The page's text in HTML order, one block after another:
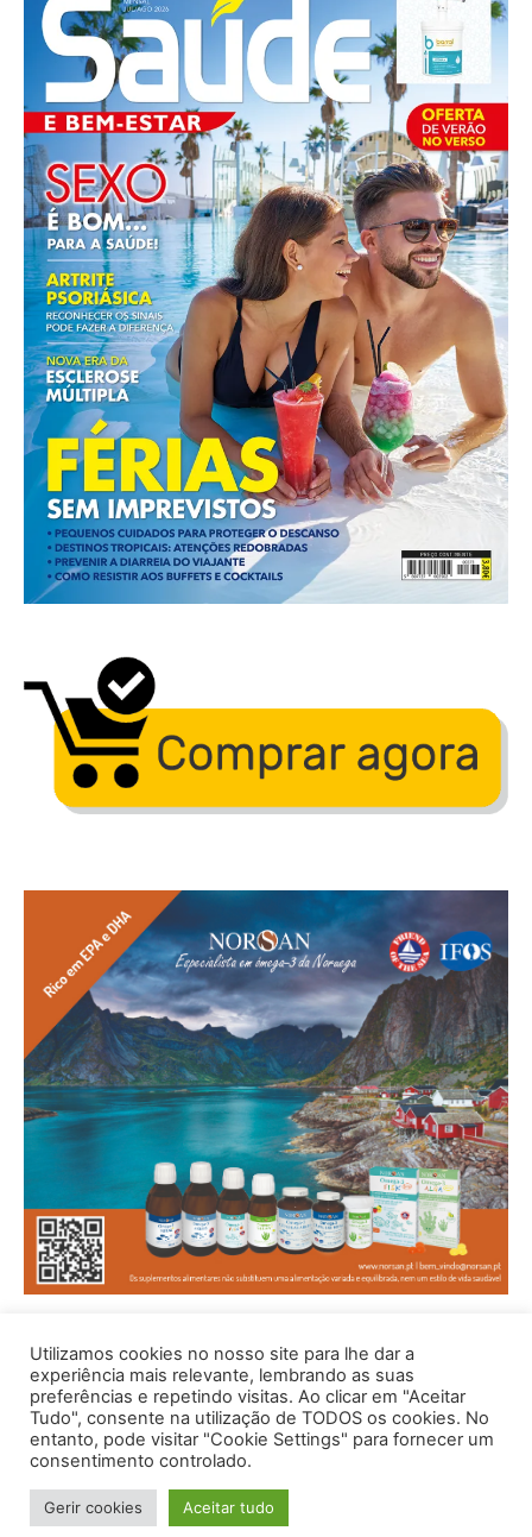
Utilizamos cookies no nosso site para lhe dar a
experiência mais relevante, lembrando as suas
preferências e repetindo visitas. Ao clicar em "Aceitar
Tudo", consente na utilização de TODOS os cookies. No
entanto, pode visitar "Cookie Settings" para fornecer um
consentimento controlado.
Gerir cookies Aceitar tudo